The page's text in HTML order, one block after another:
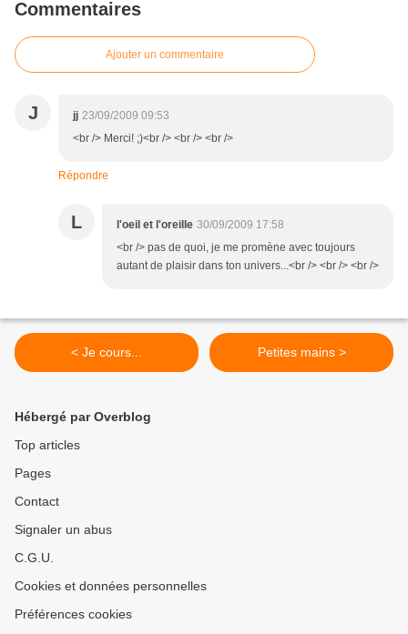
Commentaires
Ajouter un commentaire
J jj 23/09/2009 09:53
<br /> Merci! ;)<br /> <br /> <br />
Répondre
L l'oeil et l'oreille 30/09/2009 17:58
<br /> pas de quoi, je me promène avec toujours
autant de plaisir dans ton univers...<br /> <br /> <br />
< Je cours... Petites mains >
Hébergé par Overblog
Top articles
Pages
Contact
Signaler un abus
C.G.U.
Cookies et données personnelles
Préférences cookies